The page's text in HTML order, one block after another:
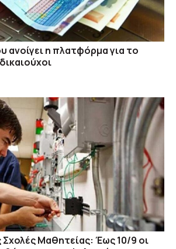
ανοίγει η πλατφόρμα για το
Σχολές Μαθητείας: Έως 10/9 οι